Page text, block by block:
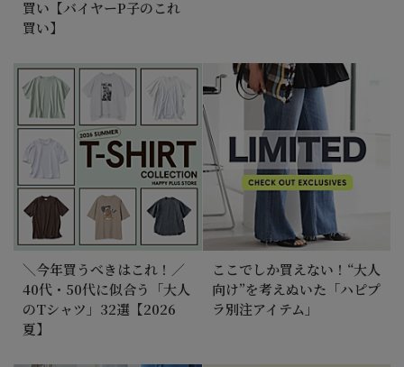
買い【バイヤーP子のこれ
買い】
＼今年買うべきはこれ！／
40代・50代に似合う「大人
のTシャツ」32選【2026
夏】
ここでしか買えない！“大人
向け”を考えぬいた「ハピプ
ラ別注アイテム」